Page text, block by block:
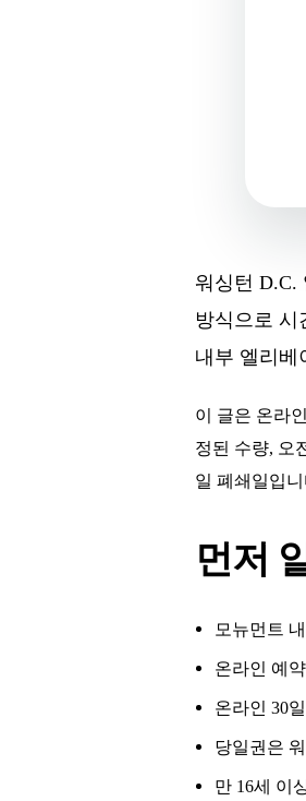
워싱턴 D.C.
방식으로 시
내부 엘리베
이 글은 온라
정된 수량, 오
일 폐쇄일입
먼저
모뉴먼트
온라인 예
온라인 30
당일권은
만 16세 이